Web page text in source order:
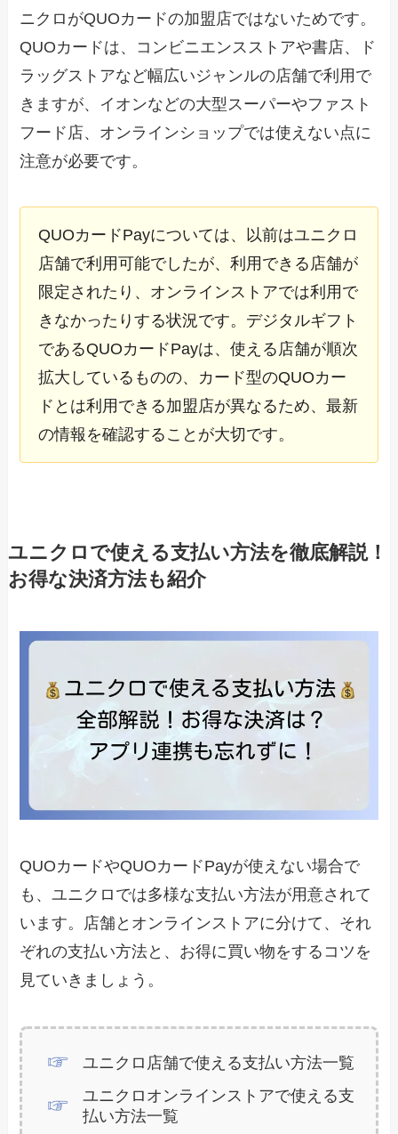
ニクロがQUOカードの加盟店ではないためです。
QUOカードは、コンビニエンスストアや書店、ド
ラッグストアなど幅広いジャンルの店舗で利用で
きますが、イオンなどの大型スーパーやファスト
フード店、オンラインショップでは使えない点に
注意が必要です。
QUOカードPayについては、以前はユニクロ
店舗で利用可能でしたが、利用できる店舗が
限定されたり、オンラインストアでは利用で
きなかったりする状況です。デジタルギフト
であるQUOカードPayは、使える店舗が順次
拡大しているものの、カード型のQUOカー
ドとは利用できる加盟店が異なるため、最新
の情報を確認することが大切です。
ユニクロで使える支払い方法を徹底解説！
お得な決済方法も紹介
QUOカードやQUOカードPayが使えない場合で
も、ユニクロでは多様な支払い方法が用意されて
います。店舗とオンラインストアに分けて、それ
ぞれの支払い方法と、お得に買い物をするコツを
見ていきましょう。
ユニクロ店舗で使える支払い方法一覧
ユニクロオンラインストアで使える支
払い方法一覧